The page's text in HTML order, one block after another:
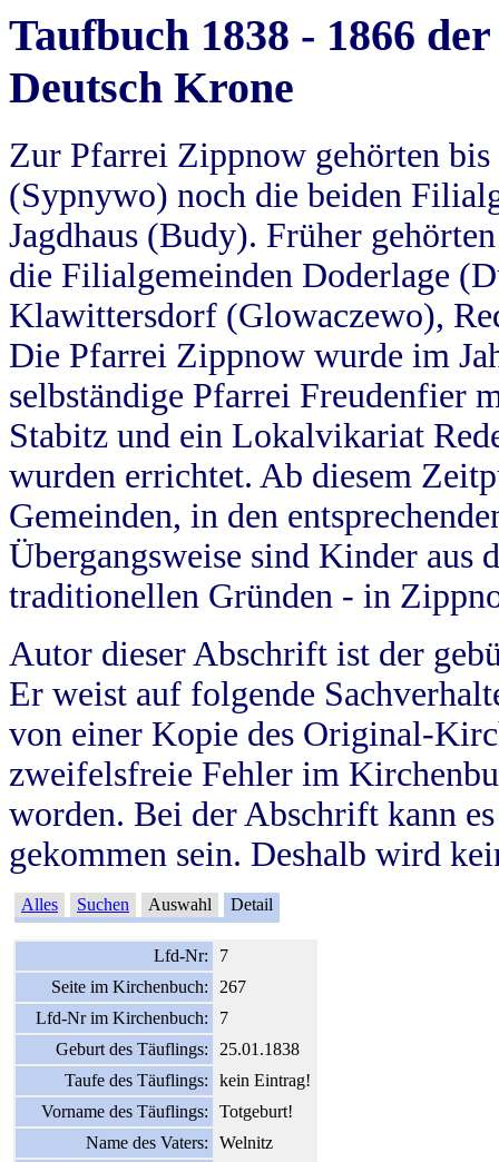
Taufbuch 1838 - 1866
Deutsch Krone
Zur Pfarrei Zippnow gehörten
(Sypnywo) noch die beiden
Jagdhaus (Budy). Früher
die Filialgemeinden Doderlage
Klawittersdorf (Glowaczewo),
Die Pfarrei Zippnow wurde im
selbständige Pfarrei Freudenfier
Stabitz und ein Lokalvikariat
wurden errichtet. Ab diesem
Gemeinden, in den
Übergangsweise sind Kinder aus
traditionellen Gründen - in
Autor dieser Abschrift ist der
Er weist auf folgende
von einer Kopie des Original-
zweifelsfreie Fehler im
worden. Bei der Abschrift kann
gekommen sein. Deshalb wird
Alles Suchen Auswahl Detail
Lfd-Nr:
7
Seite im Kirchenbuch:
267
Lfd-Nr im Kirchenbuch:
7
Geburt des Täuflings:
25.01.1838
Taufe des Täuflings:
kein Eintrag!
Vorname des Täuflings:
Totgeburt!
Name des Vaters:
Welnitz